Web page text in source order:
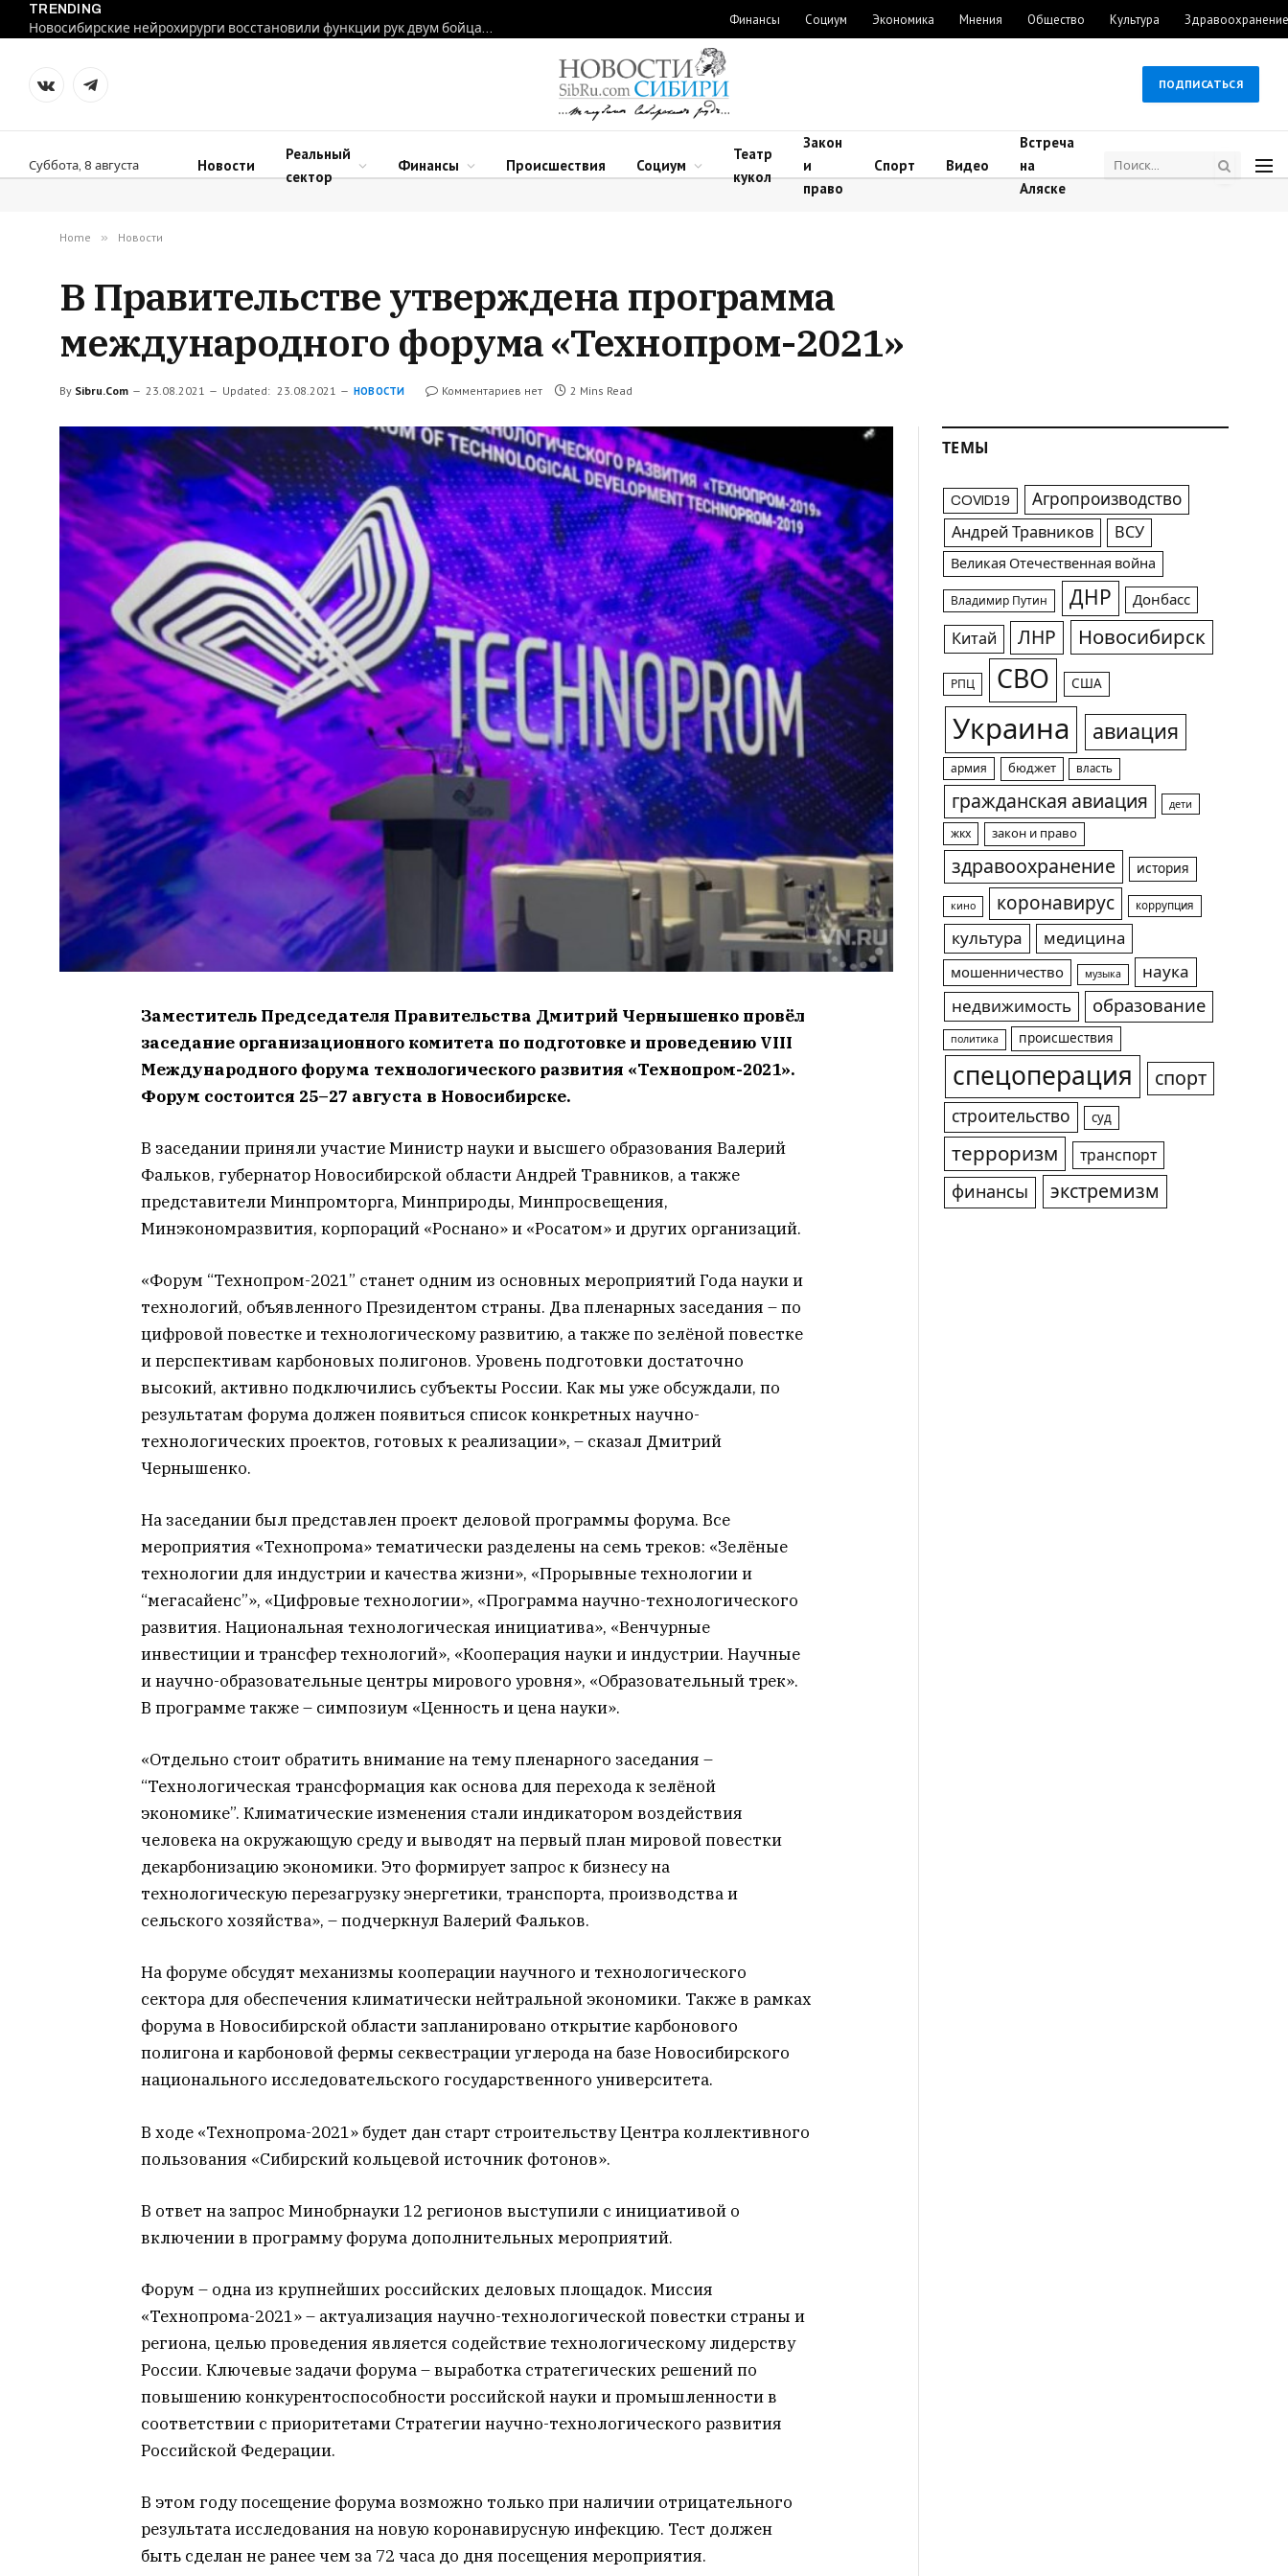
TRENDING
Новосибирские нейрохирурги восстановили функции рук двум бойцам после минно-взрывных травм
Финансы Социум Экономика Мнения Общество Культура Здравоохранение
VKontakteTelegram
ПОДПИСАТЬСЯ
Суббота, 8 августа Новости
Реальный
сектор
Финансы Происшествия Социум
Театр
кукол
Закон
и
право
Спорт Видео
Встреча
на
Аляске
Home » Новости
В Правительстве утверждена программа
международного форума «Технопром-2021»
By Sibru.Com 23.08.2021 Updated: 23.08.2021 НОВОСТИ Комментариев нет 2 Mins Read
Заместитель Председателя Правительства Дмитрий Чернышенко провёл
заседание организационного комитета по подготовке и проведению VIII
Международного форума технологического развития «Технопром-2021».
Форум состоится 25–27 августа в Новосибирске.
В заседании приняли участие Министр науки и высшего образования Валерий
Фальков, губернатор Новосибирской области Андрей Травников, а также
представители Минпромторга, Минприроды, Минпросвещения,
Минэкономразвития, корпораций «Роснано» и «Росатом» и других организаций.
«Форум “Технопром-2021” станет одним из основных мероприятий Года науки и
технологий, объявленного Президентом страны. Два пленарных заседания – по
цифровой повестке и технологическому развитию, а также по зелёной повестке
и перспективам карбоновых полигонов. Уровень подготовки достаточно
высокий, активно подключились субъекты России. Как мы уже обсуждали, по
результатам форума должен появиться список конкретных научно-
технологических проектов, готовых к реализации», – сказал Дмитрий
Чернышенко.
На заседании был представлен проект деловой программы форума. Все
мероприятия «Технопрома» тематически разделены на семь треков: «Зелёные
технологии для индустрии и качества жизни», «Прорывные технологии и
“мегасайенс”», «Цифровые технологии», «Программа научно-технологического
развития. Национальная технологическая инициатива», «Венчурные
инвестиции и трансфер технологий», «Кооперация науки и индустрии. Научные
и научно-образовательные центры мирового уровня», «Образовательный трек».
В программе также – симпозиум «Ценность и цена науки».
«Отдельно стоит обратить внимание на тему пленарного заседания –
“Технологическая трансформация как основа для перехода к зелёной
экономике”. Климатические изменения стали индикатором воздействия
человека на окружающую среду и выводят на первый план мировой повестки
декарбонизацию экономики. Это формирует запрос к бизнесу на
технологическую перезагрузку энергетики, транспорта, производства и
сельского хозяйства», – подчеркнул Валерий Фальков.
На форуме обсудят механизмы кооперации научного и технологического
сектора для обеспечения климатически нейтральной экономики. Также в рамках
форума в Новосибирской области запланировано открытие карбонового
полигона и карбоновой фермы секвестрации углерода на базе Новосибирского
национального исследовательского государственного университета.
В ходе «Технопрома-2021» будет дан старт строительству Центра коллективного
пользования «Сибирский кольцевой источник фотонов».
В ответ на запрос Минобрнауки 12 регионов выступили с инициативой о
включении в программу форума дополнительных мероприятий.
Форум – одна из крупнейших российских деловых площадок. Миссия
«Технопрома-2021» – актуализация научно-технологической повестки страны и
региона, целью проведения является содействие технологическому лидерству
России. Ключевые задачи форума – выработка стратегических решений по
повышению конкурентоспособности российской науки и промышленности в
соответствии с приоритетами Стратегии научно-технологического развития
Российской Федерации.
В этом году посещение форума возможно только при наличии отрицательного
результата исследования на новую коронавирусную инфекцию. Тест должен
быть сделан не ранее чем за 72 часа до дня посещения мероприятия.
ТЕМЫ
COVID19 Агропроизводство
Андрей Травников ВСУ
Великая Отечественная война
Владимир Путин ДНР Донбасс
Китай ЛНР Новосибирск
РПЦ СВО США
Украина авиация
армия бюджет власть
гражданская авиация дети
жкх закон и право
здравоохранение история
кино коронавирус коррупция
культура медицина
мошенничество музыка
наука
недвижимость
образование
политика происшествия
спецоперация спорт
строительство суд
терроризм транспорт
финансы экстремизм